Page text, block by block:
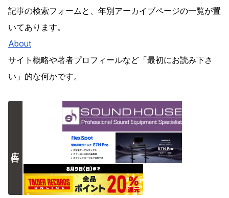
記事の検索フォームと、年別アーカイブページの一覧が置
いてあります。
About
サイト概略や著者プロフィールなど「最初にお読み下さ
い」的な何かです。